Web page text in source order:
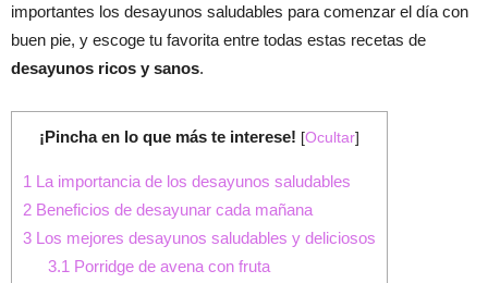
importantes los desayunos saludables para comenzar el día con
buen pie, y escoge tu favorita entre todas estas recetas de
desayunos ricos y sanos.
¡Pincha en lo que más te interese! [Ocultar]
1 La importancia de los desayunos saludables
2 Beneficios de desayunar cada mañana
3 Los mejores desayunos saludables y deliciosos
3.1 Porridge de avena con fruta